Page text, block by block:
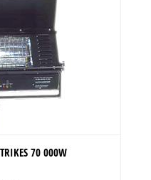
70 000W